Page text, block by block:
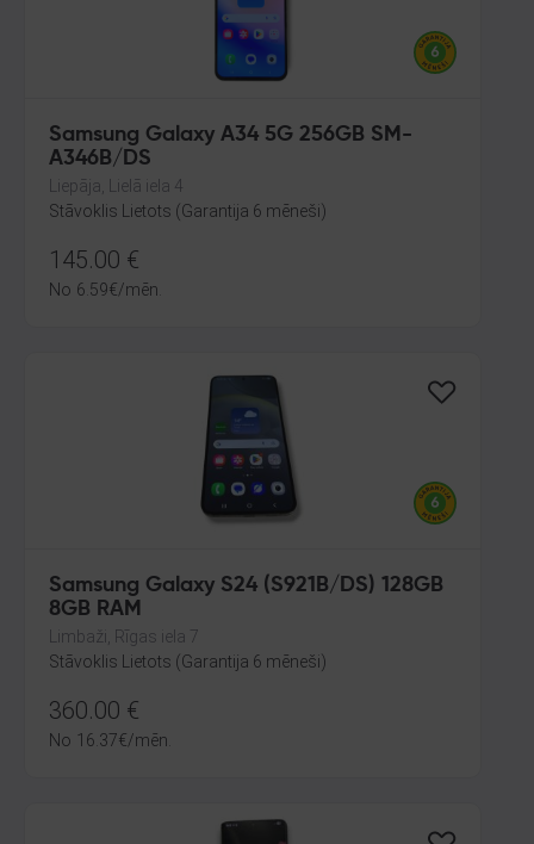
Samsung Galaxy A34 5G 256GB SM-
A346B/DS
Liepāja, Lielā iela 4
Stāvoklis Lietots (Garantija 6 mēneši)
145.00 €
No 6.59€/mēn.
Samsung Galaxy S24 (S921B/DS) 128GB
8GB RAM
Limbaži, Rīgas iela 7
Stāvoklis Lietots (Garantija 6 mēneši)
360.00 €
No 16.37€/mēn.